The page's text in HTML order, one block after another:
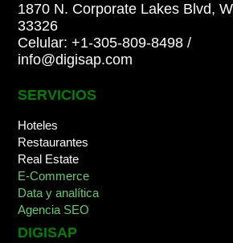
1870 N. Corporate Lakes Blvd,
33326
Celular: +1-305-809-8498 /
info@digisap.com
SERVICIOS
Hoteles
Restaurantes
Real Estate
E-Commerce
Data y analítica
Agencia SEO
DIGISAP